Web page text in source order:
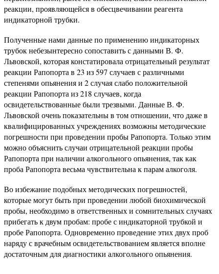
реакции, проявляющейся в обесцвечивании реагента
индикаторной трубки.
Полученные нами данные по применению индикаторных
трубок небезынтересно сопоставить с данными В. Ф.
Львовской, которая констатировала отрицательный результат
реакции Рапопорта в 23 из 597 случаев с различными
степенями опьянения и 2 случая слабо положительной
реакции Рапопорта из 218 случаев, когда
освидетельствованные были трезвыми. Данные В. Ф.
Львовской очень показательны в том отношении, что даже в
квалифицированных учреждениях возможны методические
погрешности при проведении пробы Рапопорта. Только этим
можно объяснить случаи отрицательной реакции пробы
Рапопорта при наличии алкогольного опьянения, так как
проба Рапопорта весьма чувствительна к парам алкоголя.
Во избежание подобных методических погрешностей,
которые могут быть при проведении любой биохимической
пробы, необходимо в ответственных и сомнительных случаях
прибегать к двум пробам: пробе с индикаторной трубкой и
пробе Рапопорта. Одновременно проведение этих двух проб
наряду с врачебным освидетельствованием является вполне
достаточным для диагностики алкогольного опьянения.